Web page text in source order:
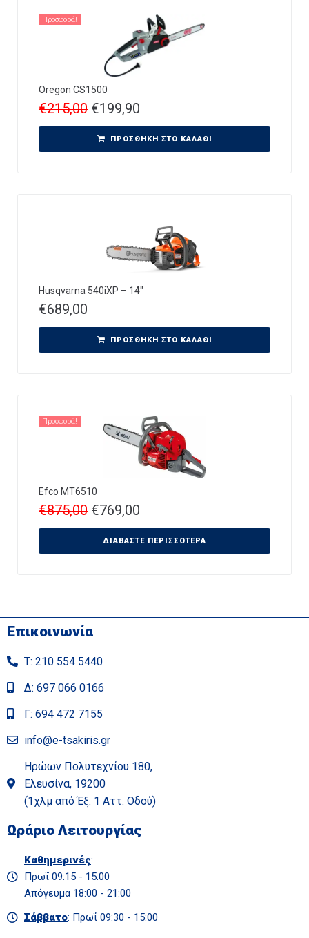
Προσφορά!
Oregon CS1500
€215,00 €199,90
ΠΡΟΣΘΉΚΗ ΣΤΟ ΚΑΛΆΘΙ
Husqvarna 540iXP – 14″
€689,00
ΠΡΟΣΘΉΚΗ ΣΤΟ ΚΑΛΆΘΙ
Προσφορά!
Efco MT6510
€875,00 €769,00
ΔΙΑΒΆΣΤΕ ΠΕΡΙΣΣΌΤΕΡΑ
Επικοινωνία
Τ: 210 554 5440
Δ: 697 066 0166
Γ: 694 472 7155
info@e-tsakiris.gr
Ηρώων Πολυτεχνίου 180,
Ελευσίνα, 19200
(1χλμ από Έξ. 1 Αττ. Οδού)
Ωράριο Λειτουργίας
Καθημερινές:
Πρωΐ 09:15 - 15:00
Απόγευμα 18:00 - 21:00
Σάββατο: Πρωΐ 09:30 - 15:00